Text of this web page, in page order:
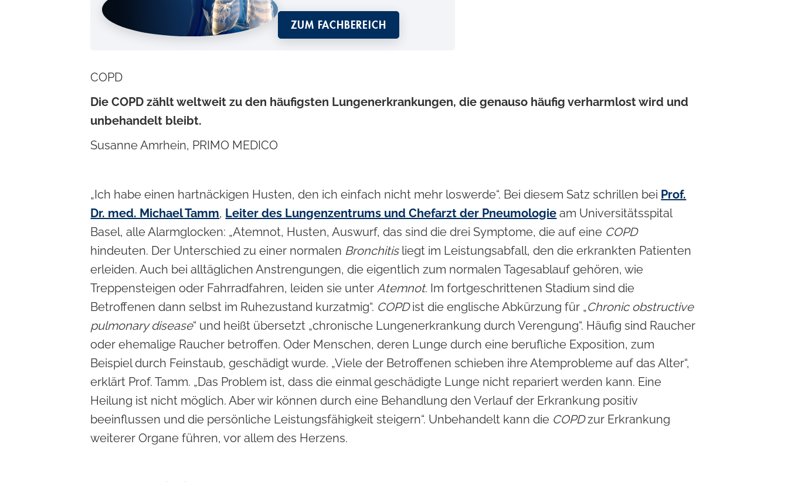
ZUM FACHBEREICH
COPD
Die COPD zählt weltweit zu den häufigsten Lungenerkrankungen, die genauso häufig verharmlost wird und
unbehandelt bleibt.
Susanne Amrhein, PRIMO MEDICO
„Ich habe einen hartnäckigen Husten, den ich einfach nicht mehr loswerde“. Bei diesem Satz schrillen bei Prof.
Dr. med. Michael Tamm, Leiter des Lungenzentrums und Chefarzt der Pneumologie am Universitätsspital
Basel, alle Alarmglocken: „Atemnot, Husten, Auswurf, das sind die drei Symptome, die auf eine COPD
hindeuten. Der Unterschied zu einer normalen Bronchitisliegt im Leistungsabfall, den die erkrankten Patienten
erleiden. Auch bei alltäglichen Anstrengungen, die eigentlich zum normalen Tagesablauf gehören, wie
Treppensteigen oder Fahrradfahren, leiden sie unterAtemnot. Im fortgeschrittenen Stadium sind die
Betroffenen dann selbst im Ruhezustand kurzatmig“. COPDist die englische Abkürzung für „Chronic obstructive
pulmonary disease“ und heißt übersetzt „chronische Lungenerkrankung durch Verengung“. Häufig sind Raucher
oder ehemalige Raucher betroffen. Oder Menschen, deren Lunge durch eine berufliche Exposition, zum
Beispiel durch Feinstaub, geschädigt wurde. „Viele der Betroffenen schieben ihre Atemprobleme auf das Alter“,
erklärt Prof. Tamm. „Das Problem ist, dass die einmal geschädigte Lunge nicht repariert werden kann. Eine
Heilung ist nicht möglich. Aber wir können durch eine Behandlung den Verlauf der Erkrankung positiv
beeinflussen und die persönliche Leistungsfähigkeit steigern“. Unbehandelt kann die COPDzur Erkrankung
weiterer Organe führen, vor allem des Herzens.